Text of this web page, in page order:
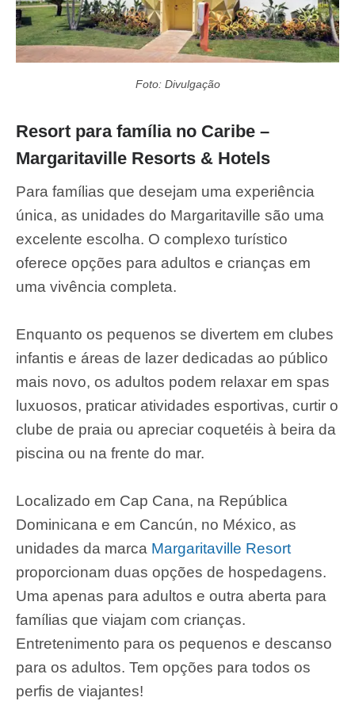
Foto: Divulgação
Resort para família no Caribe –
Margaritaville Resorts & Hotels
Para famílias que desejam uma experiência
única, as unidades do Margaritaville são uma
excelente escolha. O complexo turístico
oferece opções para adultos e crianças em
uma vivência completa.
Enquanto os pequenos se divertem em clubes
infantis e áreas de lazer dedicadas ao público
mais novo, os adultos podem relaxar em spas
luxuosos, praticar atividades esportivas, curtir o
clube de praia ou apreciar coquetéis à beira da
piscina ou na frente do mar.
Localizado em Cap Cana, na República
Dominicana e em Cancún, no México, as
unidades da marca Margaritaville Resort
proporcionam duas opções de hospedagens.
Uma apenas para adultos e outra aberta para
famílias que viajam com crianças.
Entretenimento para os pequenos e descanso
para os adultos. Tem opções para todos os
perfis de viajantes!